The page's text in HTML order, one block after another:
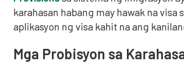
karahasan habang may hawak na
aplikasyon ng visa kahit na ang
Mga Probisyon sa